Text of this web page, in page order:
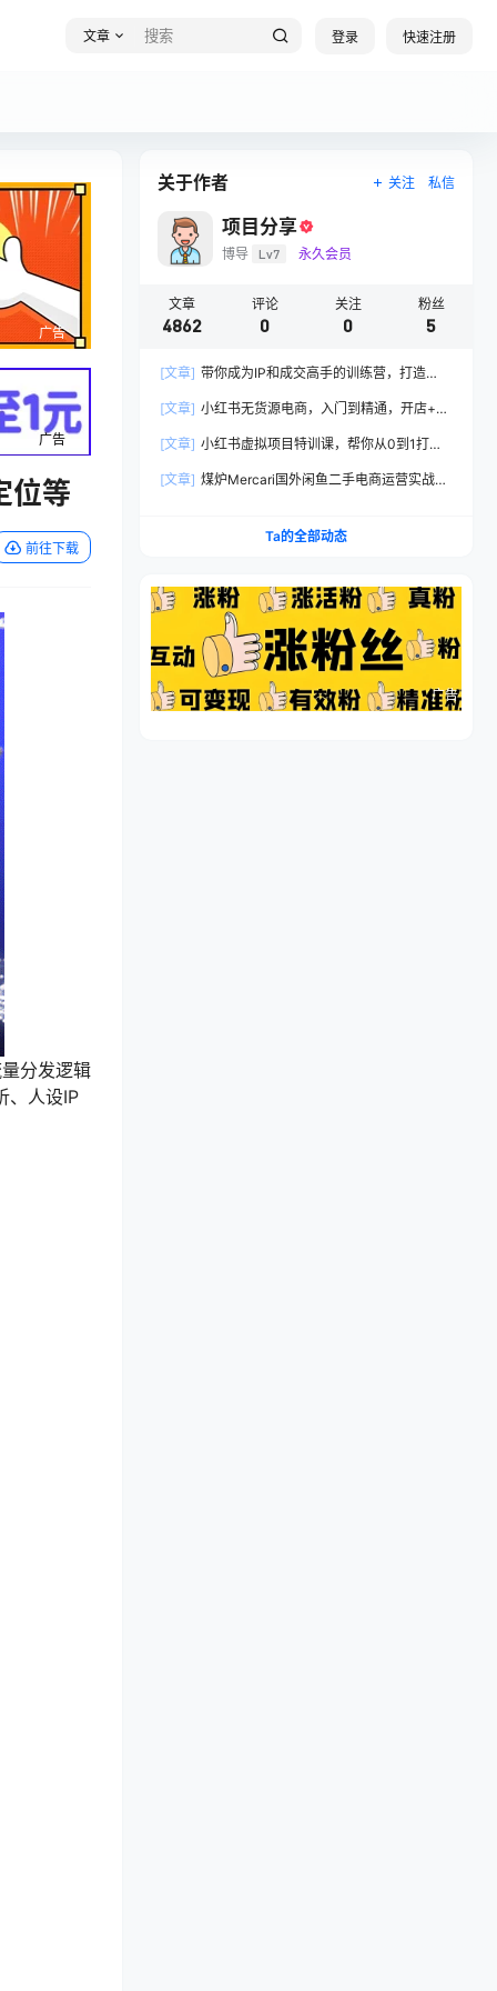
文章 登录 快速注册
广告
广告
位等
前往下载
分发逻辑
、人设IP
关于作者 关注 私信
项目分享
博导 Lv7 永久会员
文章
4862
评论
0
关注
0
粉丝
5
[文章] 带你成为IP和成交高手的训练营，打造
[文章] 小红书无货源电商，入门到精通，开店+选
[文章] 小红书虚拟项目特训课，帮你从0到1打造
[文章] 煤炉Mercari国外闲鱼二手电商运营实战全
Ta的全部动态
广告